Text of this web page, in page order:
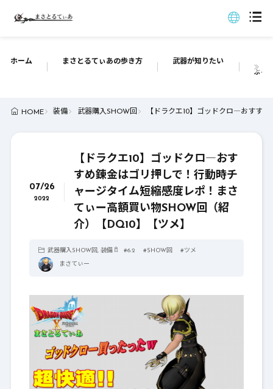
ホーム まさとるてぃあの歩き方 武器が知りたい
ぶっ
HOME 装備 武器購入SHOW回 【ドラクエ10】ゴッドクロ―おすす
07/26
2022
【ドラクエ10】ゴッドクロ―おす
すめ錬金はゴリ押しで！行動時チ
ャージタイム短縮感度レポ！まさ
てぃー高額買い物SHOW回（紹
介）【DQ10】【ツメ】
武器購入SHOW回, 装備 #6.2 #SHOW回 #ツメ
まさてぃー